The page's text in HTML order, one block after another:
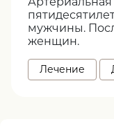
мужчины.
женщин.
Лечение